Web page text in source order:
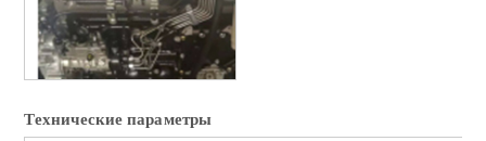
Технические параметры